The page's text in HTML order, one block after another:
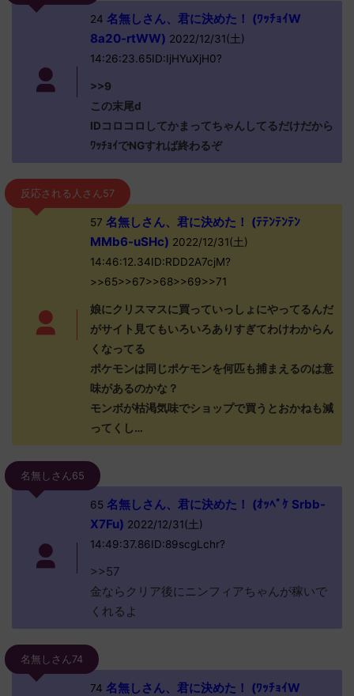
24 名無しさん、君に決めた！ (ﾜｯﾁｮｲW
8a20-rtWW) 2022/12/31(土)
14:26:23.65ID:IjHYuXjH0?
>>9
この末尾d
IDコロコロしてかまってちゃんしてるだけだから
ﾜｯﾁｮｲでNGすれば終わるぞ
反応される人さん57
57 名無しさん、君に決めた！ (ﾃﾃﾝﾃﾝﾃﾝ
MMb6-uSHc) 2022/12/31(土)
14:46:12.34ID:RDD2A7cjM?
>>65>>67>>68>>69>>71
娘にクリスマスに買っていっしょにやってるんだ
がサイト見てもいろいろありすぎてわけわからん
くなってる
ポケモンは同じポケモンを何匹も捕まえるのは意
味があるのかな？
モンボが枯渇気味でショップで買うとおかねも減
ってくし…
名無しさん65
65名無しさん、君に決めた！ (ｵｯﾍﾟｹ Srbb-
X7Fu) 2022/12/31(土)
14:49:37.86ID:89scgLchr?
>>57
金ならクリア後にニンフィアちゃんが稼いで
くれるよ
名無しさん74
74 名無しさん、君に決めた！ (ﾜｯﾁｮｲW